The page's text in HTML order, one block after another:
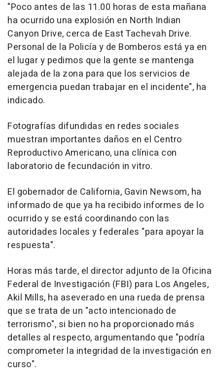
"Poco antes de las 11.00 horas de esta mañana
ha ocurrido una explosión en North Indian
Canyon Drive, cerca de East Tachevah Drive.
Personal de la Policía y de Bomberos está ya en
el lugar y pedimos que la gente se mantenga
alejada de la zona para que los servicios de
emergencia puedan trabajar en el incidente", ha
indicado.
Fotografías difundidas en redes sociales
muestran importantes daños en el Centro
Reproductivo Americano, una clínica con
laboratorio de fecundación in vitro.
El gobernador de California, Gavin Newsom, ha
informado de que ya ha recibido informes de lo
ocurrido y se está coordinando con las
autoridades locales y federales "para apoyar la
respuesta".
Horas más tarde, el director adjunto de la Oficina
Federal de Investigación (FBI) para Los Angeles,
Akil Mills, ha aseverado en una rueda de prensa
que se trata de un "acto intencionado de
terrorismo", si bien no ha proporcionado más
detalles al respecto, argumentando que "podría
comprometer la integridad de la investigación en
curso".